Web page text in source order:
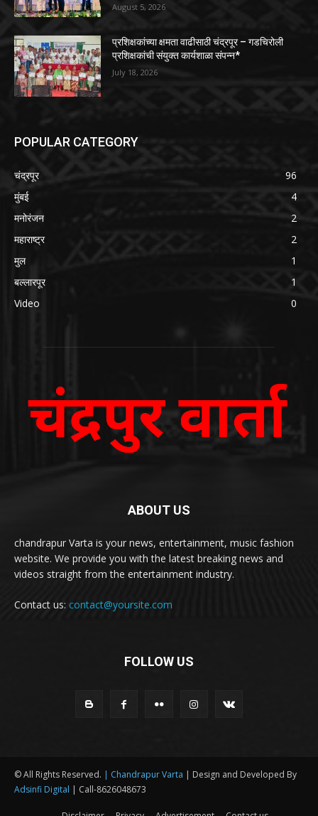
August 5, 2026
प्रशिक्षकांच्या क्षमता वाढीसाठी चंद्रपूर – गडचिरोली
प्रशिक्षकांची संयुक्त कार्यशाळा संपन्न*
July 18, 2026
POPULAR CATEGORY
चंद्रपूर
96
मुंबई
4
मनोरंजन
2
महाराष्ट्र
2
मुल
1
बल्लारपूर
1
Video
0
ABOUT US
chandrapur Varta is your news, entertainment, music fashion
website. We provide you with the latest breaking news and
videos straight from the entertainment industry.
Contact us: contact@yoursite.com
FOLLOW US
© All Rights Reserved. | Chandrapur Varta | Design and Developed By
Adsinfi Digital | Call-8626048673